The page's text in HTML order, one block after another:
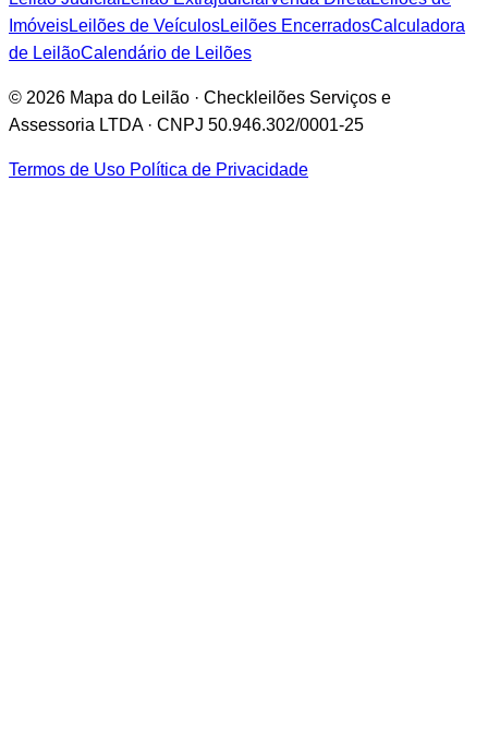
ImóveisLeilões de VeículosLeilões EncerradosCalculadora
de LeilãoCalendário de Leilões
© 2026 Mapa do Leilão · Checkleilões Serviços e
Assessoria LTDA · CNPJ 50.946.302/0001-25
Termos de Uso Política de Privacidade